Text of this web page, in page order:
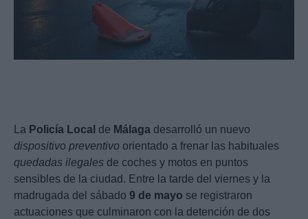
La Policía Local de Málaga desarrolló un nuevo
dispositivo preventivo orientado a frenar las habituales
quedadas ilegales de coches y motos en puntos
sensibles de la ciudad. Entre la tarde del viernes y la
madrugada del sábado 9 de mayo se registraron
actuaciones que culminaron con la detención de dos